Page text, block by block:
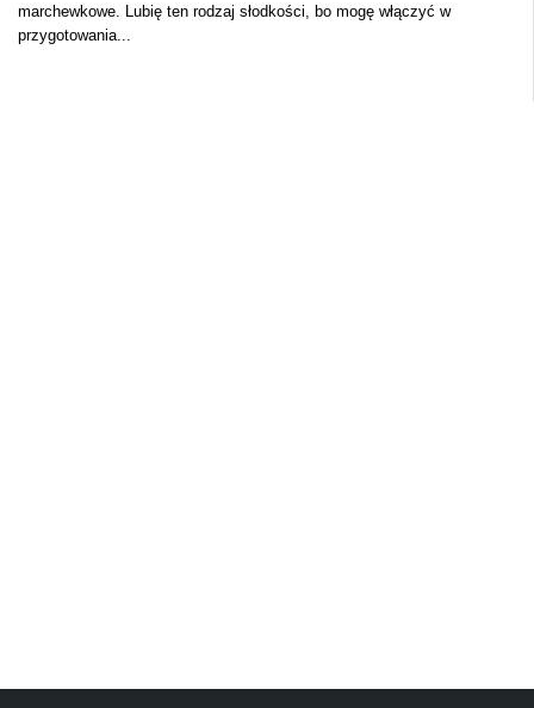
marchewkowe. Lubię ten rodzaj słodkości, bo mogę włączyć w
przygotowania...